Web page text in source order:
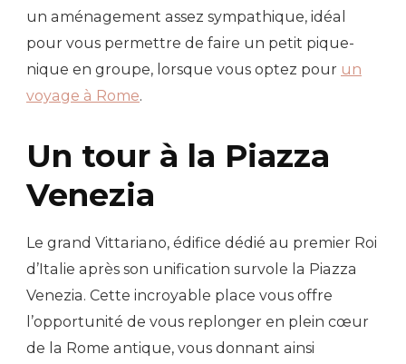
un aménagement assez sympathique, idéal
pour vous permettre de faire un petit pique-
nique en groupe, lorsque vous optez pour un
voyage à Rome.
Un tour à la Piazza
Venezia
Le grand Vittariano, édifice dédié au premier Roi
d’Italie après son unification survole la Piazza
Venezia. Cette incroyable place vous offre
l’opportunité de vous replonger en plein cœur
de la Rome antique, vous donnant ainsi